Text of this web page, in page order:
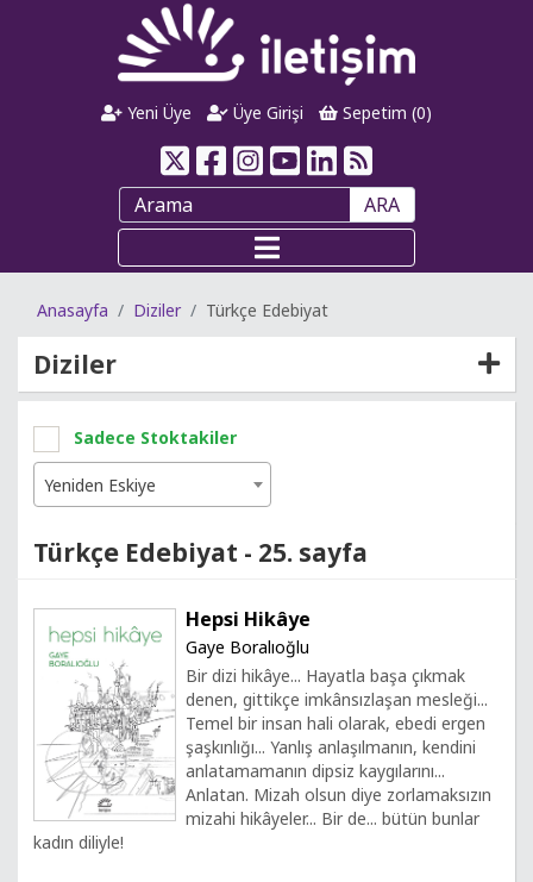
Yeni Üye Üye Girişi Sepetim (0)
ARA
Anasayfa Diziler Türkçe Edebiyat
Diziler
Sadece Stoktakiler
Yeniden Eskiye
Türkçe Edebiyat - 25. sayfa
Hepsi Hikâye
Gaye Boralıoğlu
Bir dizi hikâye... Hayatla başa çıkmak
denen, gittikçe imkânsızlaşan mesleği...
Temel bir insan hali olarak, ebedi ergen
şaşkınlığı... Yanlış anlaşılmanın, kendini
anlatamamanın dipsiz kaygılarını...
Anlatan. Mizah olsun diye zorlamaksızın
mizahi hikâyeler... Bir de... bütün bunlar
kadın diliyle!